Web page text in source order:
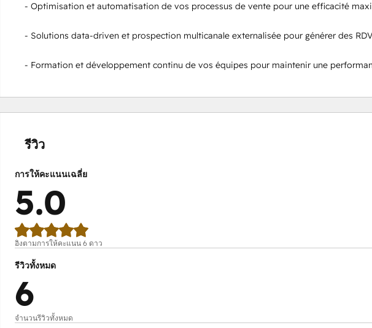
- Optimisation et automatisation de vos processus de vente pour une efficacité
- Solutions data-driven et prospection multicanale externalisée pour générer des
- Formation et développement continu de vos équipes pour maintenir une
รีวิว
การให้คะแนนเฉลี่ย
5.0
อิงตามการให้คะแนน 6 ดาว
รีวิวทั้งหมด
6
จำนวนรีวิวทั้งหมด
0%
0%
0%
0%